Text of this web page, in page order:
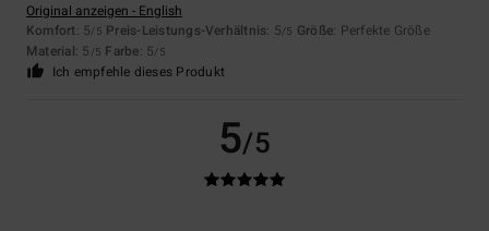
Original anzeigen - English
Komfort: 5/5 Preis-Leistungs-Verhältnis: 5/5 Größe: Perfekte Größe
Material: 5 /5 Farbe: 5/5
Ich empfehle dieses Produkt
5/5